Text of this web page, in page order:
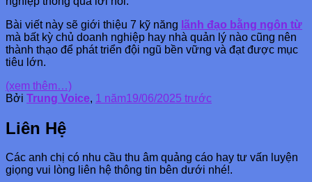
Bài viết này sẽ giới thiệu 7 kỹ năng lãnh đạo bằng ngôn từ
mà bất kỳ chủ doanh nghiệp hay nhà quản lý nào cũng nên
thành thạo để phát triển đội ngũ bền vững và đạt được mục
tiêu lớn.
(xem thêm…)
Bởi Trung Voice, 1 năm19/06/2025 trước
Liên Hệ
Các anh chị có nhu cầu thu âm quảng cáo hay tư vấn luyện
giọng vui lòng liên hệ thông tin bên dưới nhé!.